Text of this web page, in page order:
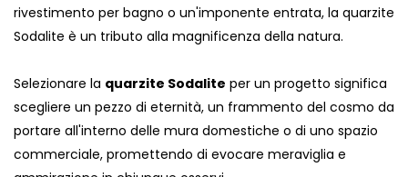
rivestimento per bagno o un'imponente entrata, la quarzite
Sodalite è un tributo alla magnificenza della natura.
Selezionare la quarzite Sodalite per un progetto significa
scegliere un pezzo di eternità, un frammento del cosmo da
portare all'interno delle mura domestiche o di uno spazio
commerciale, promettendo di evocare meraviglia e